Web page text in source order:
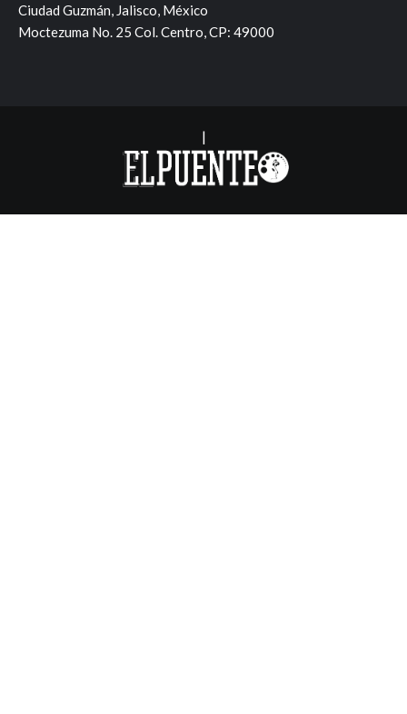
Ciudad Guzmán, Jalisco, México
Moctezuma No. 25 Col. Centro, CP: 49000
|